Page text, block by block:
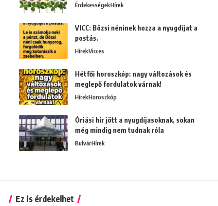
ÉrdekességekHírek
VICC: Bözsi néninek hozza a nyugdíjat a
postás.
HírekVicces
Hétfői horoszkóp: nagy változások és
meglepő fordulatok várnak!
HírekHoroszkóp
Óriási hír jött a nyugdíjasoknak, sokan
még mindig nem tudnak róla
BulvárHírek
Ez is érdekelhet